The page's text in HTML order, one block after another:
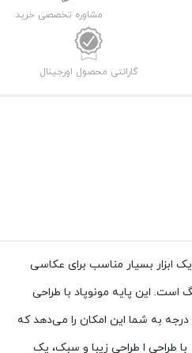
مشاوره تخصصی خرید
گارانتی محصول اورجینال
پایه مونوپاد یسیدو مدل SF29 یک ابزار بسیار مناسب برای عکاسی
است. این پایه مونوپاد با طراحی
جمع‌وجور و قابلیت چرخش ۳۶۰ درجه به شما این امکان را می‌دهد که
طراحی ا طراحی زیبا و سبک، یک